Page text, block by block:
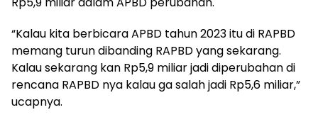
“Kalau kita berbicara APBD tahun 2023 itu di RAPBD
memang turun dibanding RAPBD yang sekarang.
Kalau sekarang kan Rp5,9 miliar jadi diperubahan di
rencana RAPBD nya kalau ga salah jadi Rp5,6 miliar,”
ucapnya.